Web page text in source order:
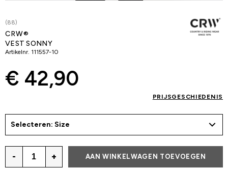
(88)
CRW®
VEST SONNY
Artikelnr. 111557-10
€ 42,90
PRIJSGESCHIEDENIS
Selecteren: Size
- + AAN WINKELWAGEN TOEVOEGEN